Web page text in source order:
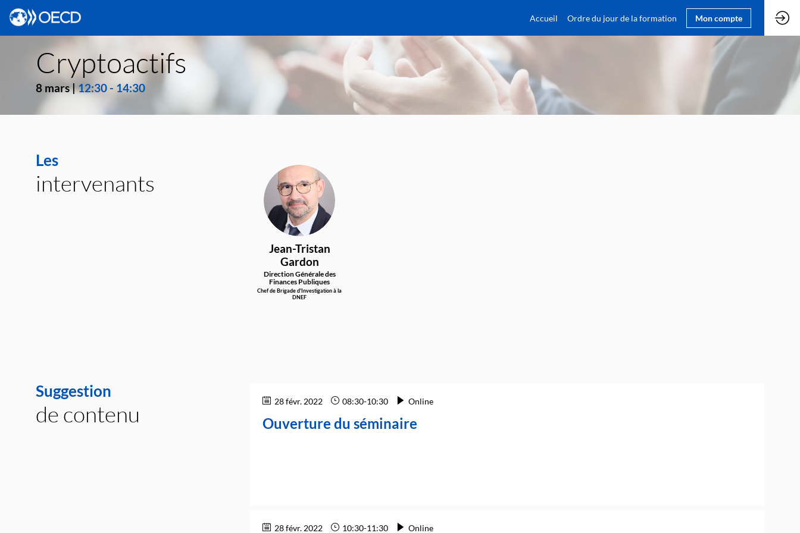
Accueil Ordre du jour de la formation Mon compte
Cryptoactifs
8 mars|12:30 - 14:30
Les
intervenants
JG
Jean-Tristan
Gardon
Direction Générale des
Finances Publiques
Chef de Brigade d'Investigation à la
DNEF
Suggestion
de contenu 28 févr. 2022 08:30-10:30 Online
Ouverture du séminaire
28 févr. 2022 10:30-11:30 Online